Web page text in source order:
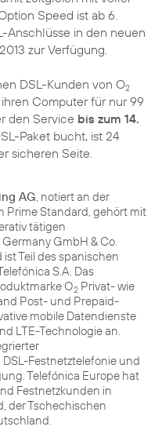
Speed ist ab 6.
Anschlüsse in den neuen
zur Verfügung.
DSL-Kunden von O2
Computer für nur 99
den Service bis zum 14.
Paket bucht, ist 24
sicheren Seite.
AG, notiert an der
Prime Standard, gehört mit
tätigen
GmbH & Co.
Teil des spanischen
S.A. Das
O2 Privat- wie
Post- und Prepaid-
mobile Datendienste
LTE-Technologie an.
Festnetztelefonie und
Telefónica Europe hat
Festnetzkunden in
der Tschechischen